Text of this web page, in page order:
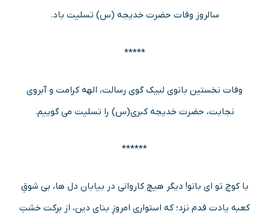
سالروز وفات حضرت خدیجه (س) تسلیت باد.
*****
وفات نخستین بانوی لبیک گوی رسالت، الهه کرامت و آبروی
نجابت، حضرت خدیجه کبری(س) را تسلیت می گوییم.
******
با کوچ تو ای بانو! دیگر هیچ کاروانی در بیابان دل ها، بی شوقِ
کعبه یادت قدم نزد؛ که استواری امروزِ بنای دین، از برکت خشتِ